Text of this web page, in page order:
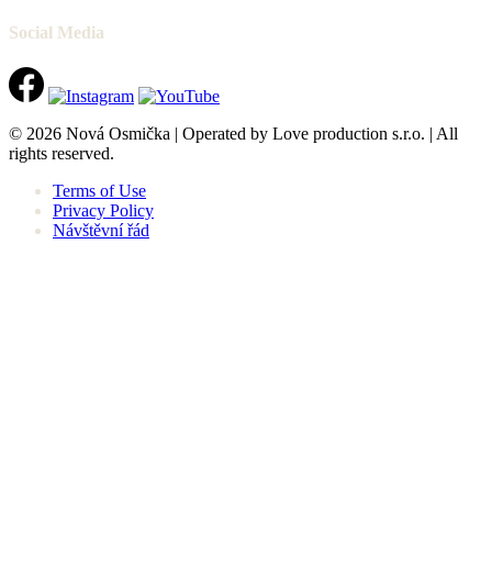
Social Media
© 2026 Nová Osmička | Operated by Love production s.r.o. | All
rights reserved.
Terms of Use
Privacy Policy
Návštěvní řád